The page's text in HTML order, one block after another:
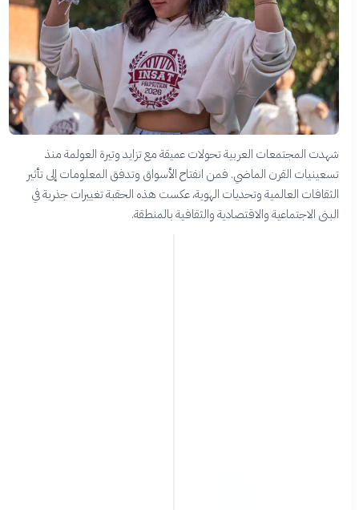
شهدت المجتمعات العربية تحولات عميقة مع تزايد وتيرة العولمة منذ
تسعينيات القرن الماضي. فمن انفتاح الأسواق وتدفق المعلومات إلى تأثير
الثقافات العالمية وتحديات الهوية، عكست هذه الحقبة تغييرات جذرية في
البنى الاجتماعية والاقتصادية والثقافية بالمنطقة.